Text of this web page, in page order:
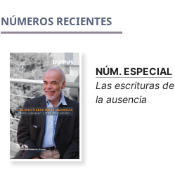
NÚMEROS RECIENTES
NÚM. ESPECIAL
Las escrituras de
la ausencia